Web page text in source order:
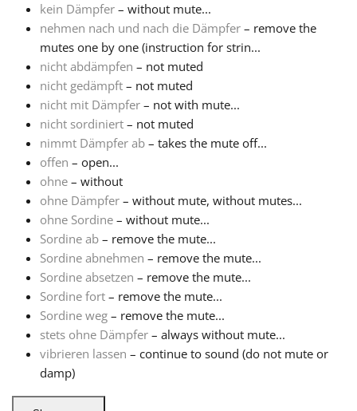
Português
Русский
Svenska
Tiếng Việt
Türkçe
Українська
简体中文
kein Dämpfer – without mute...
nehmen nach und nach die Dämpfer – remove the
mutes one by one (instruction for strin...
nicht abdämpfen – not muted
nicht gedämpft – not muted
nicht mit Dämpfer – not with mute...
nicht sordiniert – not muted
nimmt Dämpfer ab – takes the mute off...
offen – open...
ohne – without
ohne Dämpfer – without mute, without mutes...
ohne Sordine – without mute...
Sordine ab – remove the mute...
Sordine abnehmen – remove the mute...
Sordine absetzen – remove the mute...
Sordine fort – remove the mute...
Sordine weg – remove the mute...
stets ohne Dämpfer – always without mute...
vibrieren lassen – continue to sound (do not mute or
damp)